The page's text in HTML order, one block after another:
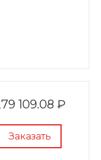
109.08 ₽
Заказать